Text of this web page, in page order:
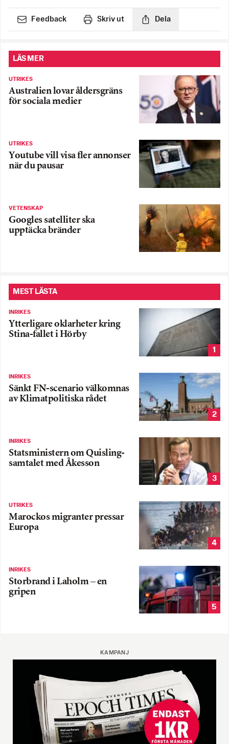
Feedback Skriv ut Dela
LÄS MER
UTRIKES
Australien lovar åldersgräns
för sociala medier
UTRIKES
Youtube vill visa fler annonser
när du pausar
VETENSKAP
Googles satelliter ska
upptäcka bränder
MEST LÄSTA
INRIKES
Ytterligare oklarheter kring
Stina-fallet i Hörby
1
INRIKES
Sänkt FN-scenario välkomnas
av Klimatpolitiska rådet
2
INRIKES
Statsministern om Quisling-
samtalet med Åkesson
3
UTRIKES
Marockos migranter pressar
Europa
4
INRIKES
Storbrand i Laholm – en
gripen
5
KAMPANJ